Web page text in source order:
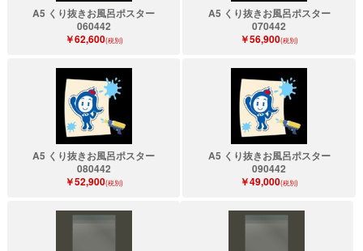
A5 くり抜きお風呂ポスター
060442
￥62,600(税別)
A5 くり抜きお風呂ポスター
070442
￥56,900(税別)
A5 くり抜きお風呂ポスター
080442
￥52,900(税別)
A5 くり抜きお風呂ポスター
090442
￥49,000(税別)